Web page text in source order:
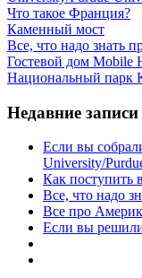
Что такое Франция?
Каменный мост
Все, что надо знать
Гостевой дом Mobile
Национальный парк
Недавние записи
Если вы
University/
Как поступить
Все, что надо
Все про
Если вы